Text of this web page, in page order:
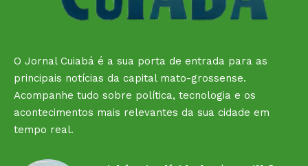
O Jornal Cuiabá é a sua porta de entrada para as
principais notícias da capital mato-grossense.
Acompanhe tudo sobre política, tecnologia e os
acontecimentos mais relevantes da sua cidade em
tempo real.